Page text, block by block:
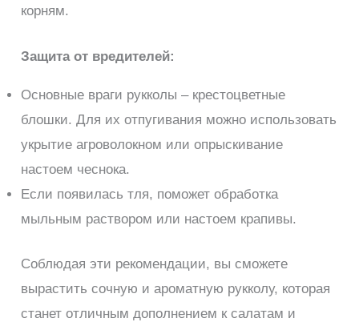
корням.
Защита от вредителей:
Основные враги рукколы – крестоцветные
блошки. Для их отпугивания можно использовать
укрытие агроволокном или опрыскивание
настоем чеснока.
Если появилась тля, поможет обработка
мыльным раствором или настоем крапивы.
Соблюдая эти рекомендации, вы сможете
вырастить сочную и ароматную рукколу, которая
станет отличным дополнением к салатам и